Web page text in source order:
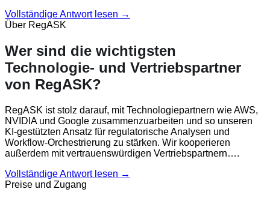
Vollständige Antwort lesen →
Über RegASK
Wer sind die wichtigsten
Technologie- und Vertriebspartner
von RegASK?
RegASK ist stolz darauf, mit Technologiepartnern wie AWS,
NVIDIA und Google zusammenzuarbeiten und so unseren
KI-gestützten Ansatz für regulatorische Analysen und
Workflow-Orchestrierung zu stärken. Wir kooperieren
außerdem mit vertrauenswürdigen Vertriebspartnern….
Vollständige Antwort lesen →
Preise und Zugang